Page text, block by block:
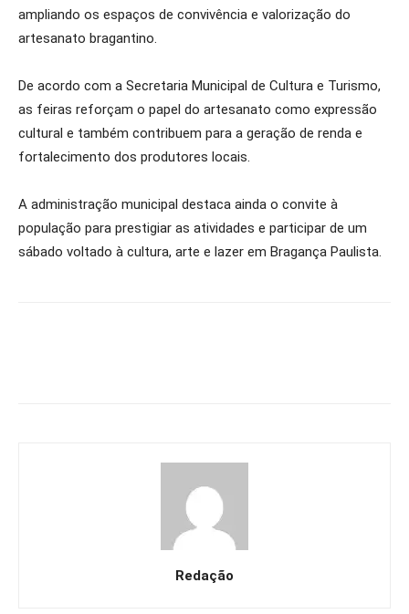
ampliando os espaços de convivência e valorização do
artesanato bragantino.
De acordo com a Secretaria Municipal de Cultura e Turismo,
as feiras reforçam o papel do artesanato como expressão
cultural e também contribuem para a geração de renda e
fortalecimento dos produtores locais.
A administração municipal destaca ainda o convite à
população para prestigiar as atividades e participar de um
sábado voltado à cultura, arte e lazer em Bragança Paulista.
Redação